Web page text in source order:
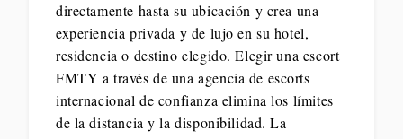
directamente hasta su ubicación y crea una
experiencia privada y de lujo en su hotel,
residencia o destino elegido. Elegir una escort
FMTY a través de una agencia de escorts
internacional de confianza elimina los límites
de la distancia y la disponibilidad. La